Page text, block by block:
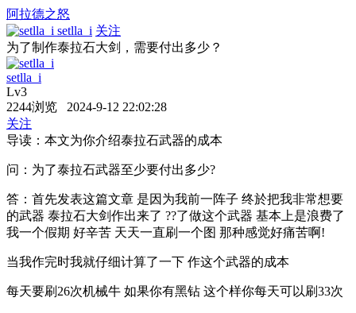
阿拉德之怒
setlla_i 关注
为了制作泰拉石大剑，需要付出多少？
setlla_i
Lv3
2244浏览 2024-9-12 22:02:28
关注
导读：本文为你介绍泰拉石武器的成本
问：为了泰拉石武器至少要付出多少?
答：首先发表这篇文章 是因为我前一阵子 终於把我非常想要
的武器 泰拉石大剑作出来了 ??了做这个武器 基本上是浪费了
我一个假期 好辛苦 天天一直刷一个图 那种感觉好痛苦啊!
当我作完时我就仔细计算了一下 作这个武器的成本
每天要刷26次机械牛 如果你有黑钻 这个样你每天可以刷33次